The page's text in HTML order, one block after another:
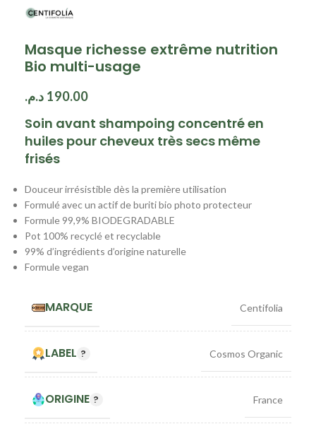
Masque richesse extrême nutrition
Bio multi-usage
190.00 د.م.
Soin avant shampoing concentré en
huiles pour cheveux très secs même
frisés
Douceur irrésistible dès la première utilisation
Formulé avec un actif de buriti bio photo protecteur
Formule 99,9% BIODEGRADABLE
Pot 100% recyclé et recyclable
99% d’ingrédients d’origine naturelle
Formule vegan
MARQUE Centifolia
LABEL Cosmos Organic
ORIGINE France